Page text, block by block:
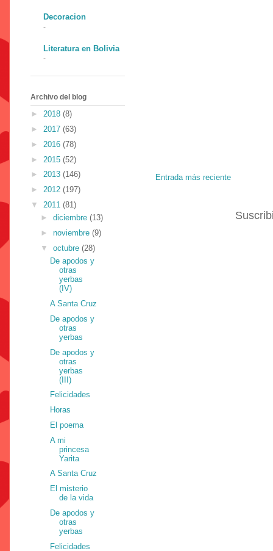
Entrada más reciente
Decoracion
-
Literatura en Bolivia
-
Archivo del blog
► 2018 (8)
► 2017 (63)
► 2016 (78)
► 2015 (52)
► 2013 (146)
► 2012 (197)
▼ 2011 (81)
► diciembre (13)
► noviembre (9)
▼ octubre (28)
De apodos y
otras
yerbas
(IV)
A Santa Cruz
De apodos y
otras
yerbas
De apodos y
otras
yerbas
(III)
Felicidades
Horas
El poema
A mi
princesa
Yarita
A Santa Cruz
El misterio
de la vida
De apodos y
otras
yerbas
Felicidades